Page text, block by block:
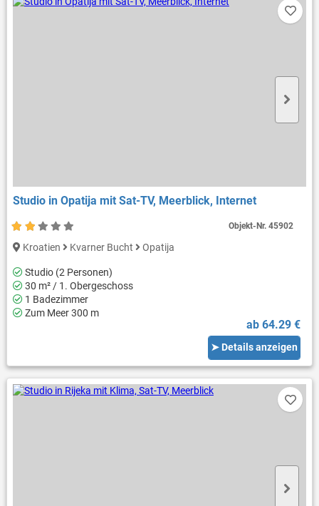
Studio in Opatija mit Sat-TV, Meerblick, Internet
Kroatien Kvarner Bucht Opatija
Studio (2 Personen)
30 m² / 1. Obergeschoss
1 Badezimmer
Zum Meer 300 m
ab 64.29 €
➤ Details anzeigen
Objekt-Nr.45902